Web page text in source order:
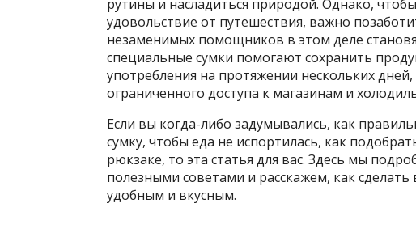
рутины и насладиться природой. Однако,
удовольствие от путешествия, важно
незаменимых помощников в этом деле
специальные сумки помогают сохранить
употребления на протяжении нескольких
ограниченного доступа к магазинам и
Если вы когда-либо задумывались, как
сумку, чтобы еда не испортилась, как
рюкзаке, то эта статья для вас. Здесь мы
полезными советами и расскажем, как
удобным и вкусным.